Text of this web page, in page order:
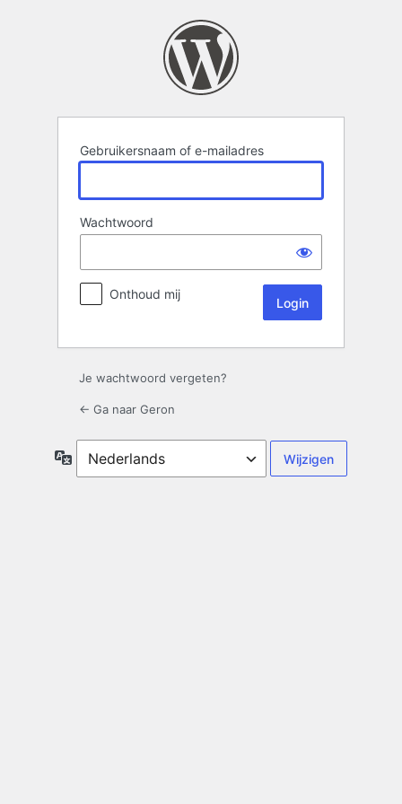
Gebruikersnaam of e-mailadres
Wachtwoord
Onthoud mij
Je wachtwoord vergeten?
← Ga naar Geron
Taal